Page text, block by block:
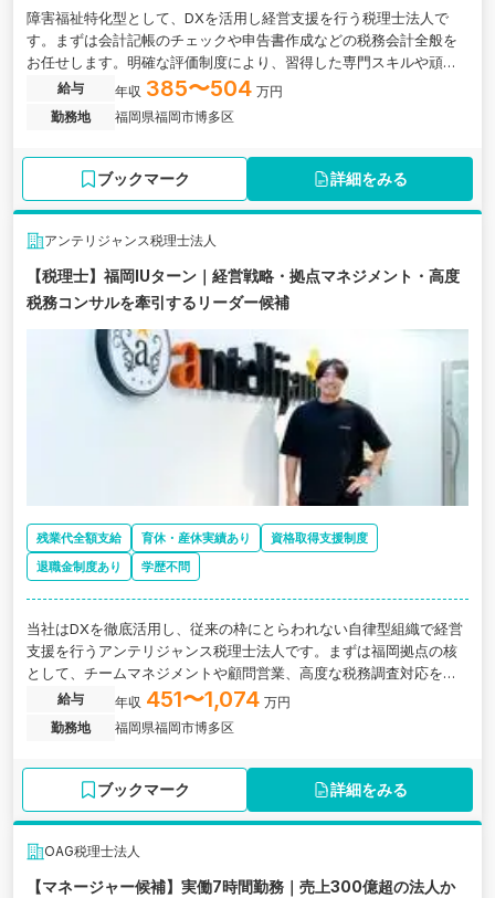
障害福祉特化型として、DXを活用し経営支援を行う税理士法人で
す。まずは会計記帳のチェックや申告書作成などの税務会計全般を
お任せします。明確な評価制度により、習得した専門スキルや頑張
りは着実に給与へ還元。福岡への移住を機に、市場価値の高い専門
スタッフを目指しませんか。
給与 年収 385〜504 万円
勤務地
福岡県福岡市博多区
ブックマーク 詳細をみる
アンテリジャンス税理士法人
【税理士】福岡IUターン｜経営戦略・拠点マネジメント・高度
税務コンサルを牽引するリーダー候補
残業代全額支給 育休・産休実績あり
資格取得支援制度
退職金制度あり
学歴不問
当社はDXを徹底活用し、従来の枠にとらわれない自律型組織で経営
支援を行うアンテリジャンス税理士法人です。まずは福岡拠点の核
として、チームマネジメントや顧問営業、高度な税務調査対応を統
括する業務をお任せします。東京・大阪での経験を活かし、将来の
拠点長として、福岡の地から組織と経営を動かしていただきます。
給与 年収 451〜1,074 万円
勤務地
福岡県福岡市博多区
ブックマーク 詳細をみる
OAG税理士法人
【マネージャー候補】実働7時間勤務｜売上300億超の法人か